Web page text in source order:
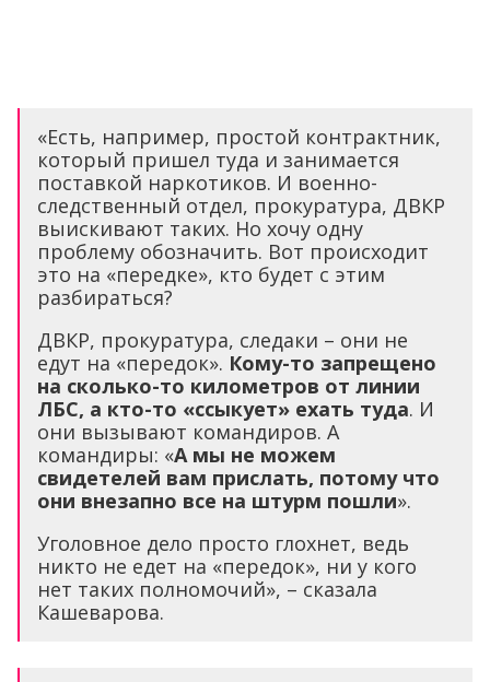
«Есть, например, простой контрактник,
который пришел туда и занимается
поставкой наркотиков. И военно-
следственный отдел, прокуратура, ДВКР
выискивают таких. Но хочу одну
проблему обозначить. Вот происходит
это на «передке», кто будет с этим
разбираться?
ДВКР, прокуратура, следаки – они не
едут на «передок». Кому-то запрещено
на сколько-то километров от линии
ЛБС, а кто-то «ссыкует» ехать туда. И
они вызывают командиров. А
командиры: «А мы не можем
свидетелей вам прислать, потому что
они внезапно все на штурм пошли».
Уголовное дело просто глохнет, ведь
никто не едет на «передок», ни у кого
нет таких полномочий», – сказала
Кашеварова.